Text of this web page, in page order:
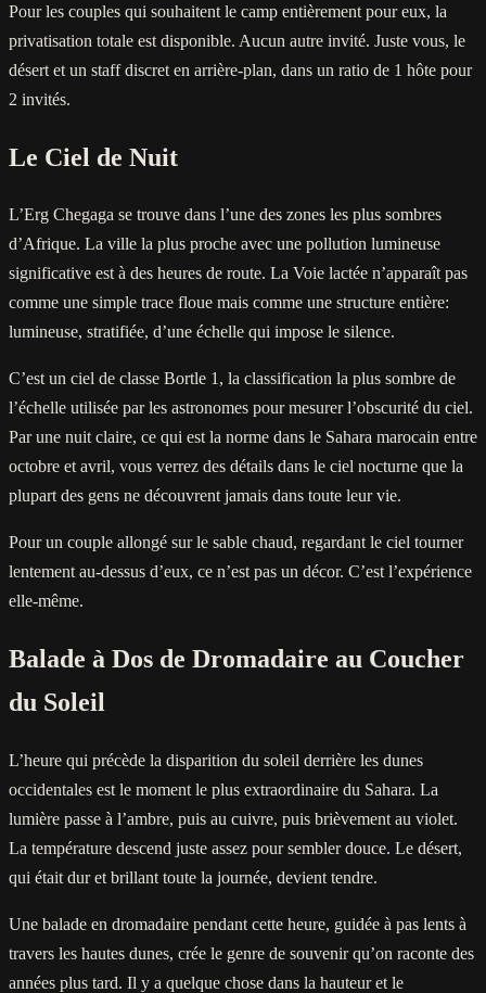
Pour les couples qui souhaitent le camp entièrement pour eux, la
privatisation totale est disponible. Aucun autre invité. Juste vous, le
désert et un staff discret en arrière-plan, dans un ratio de 1 hôte pour
2 invités.
Le Ciel de Nuit
L’Erg Chegaga se trouve dans l’une des zones les plus sombres
d’Afrique. La ville la plus proche avec une pollution lumineuse
significative est à des heures de route. La Voie lactée n’apparaît pas
comme une simple trace floue mais comme une structure entière:
lumineuse, stratifiée, d’une échelle qui impose le silence.
C’est un ciel de classe Bortle 1, la classification la plus sombre de
l’échelle utilisée par les astronomes pour mesurer l’obscurité du ciel.
Par une nuit claire, ce qui est la norme dans le Sahara marocain entre
octobre et avril, vous verrez des détails dans le ciel nocturne que la
plupart des gens ne découvrent jamais dans toute leur vie.
Pour un couple allongé sur le sable chaud, regardant le ciel tourner
lentement au-dessus d’eux, ce n’est pas un décor. C’est l’expérience
elle-même.
Balade à Dos de Dromadaire au Coucher
du Soleil
L’heure qui précède la disparition du soleil derrière les dunes
occidentales est le moment le plus extraordinaire du Sahara. La
lumière passe à l’ambre, puis au cuivre, puis brièvement au violet.
La température descend juste assez pour sembler douce. Le désert,
qui était dur et brillant toute la journée, devient tendre.
Une balade en dromadaire pendant cette heure, guidée à pas lents à
travers les hautes dunes, crée le genre de souvenir qu’on raconte des
années plus tard. Il y a quelque chose dans la hauteur et le